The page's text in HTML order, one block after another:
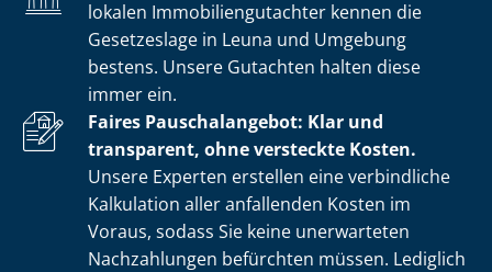
lokalen Im­mo­bi­li­en­gut­ach­ter kennen die
Gesetzeslage in Leuna und Umgebung
bestens. Unsere Gutachten halten diese
immer ein.
Faires Pauschalangebot: Klar und
transparent, ohne versteckte Kosten.
Unsere Experten erstellen eine verbindliche
Kalkulation aller anfallenden Kosten im
Voraus, sodass Sie keine unerwarteten
Nachzahlungen befürchten müssen. Lediglich